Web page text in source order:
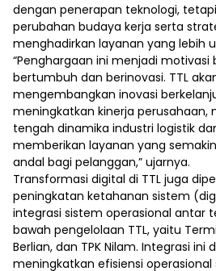
dengan penerapan teknologi,
perubahan budaya kerja serta
menghadirkan layanan yang lebih
“Penghargaan ini menjadi
bertumbuh dan berinovasi. TTL
mengembangkan inovasi
meningkatkan kinerja perusahaan,
tengah dinamika industri logistik
memberikan layanan yang
andal bagi pelanggan,” ujarnya.
Transformasi digital di TTL juga
peningkatan ketahanan sistem
integrasi sistem operasional antar
bawah pengelolaan TTL, yaitu
Berlian, dan TPK Nilam. Integrasi ini
meningkatkan efisiensi